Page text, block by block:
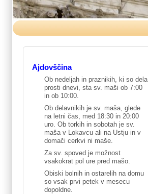
Ajdovščina
Ob nedeljah in praznikih, ki so dela
prosti dnevi, sta sv. maši ob 7:00
in ob 10:00.
Ob delavnikih je sv. maša, glede
na letni čas, med 18:30 in 20:00
uro. Ob torkih in sobotah je sv.
maša v Lokavcu ali na Ustju in v
domači cerkvi ni maše.
Za sv. spoved je možnost
vsakokrat pol ure pred mašo.
Obiski bolnih in ostarelih na domu
so vsak prvi petek v mesecu
dopoldne.